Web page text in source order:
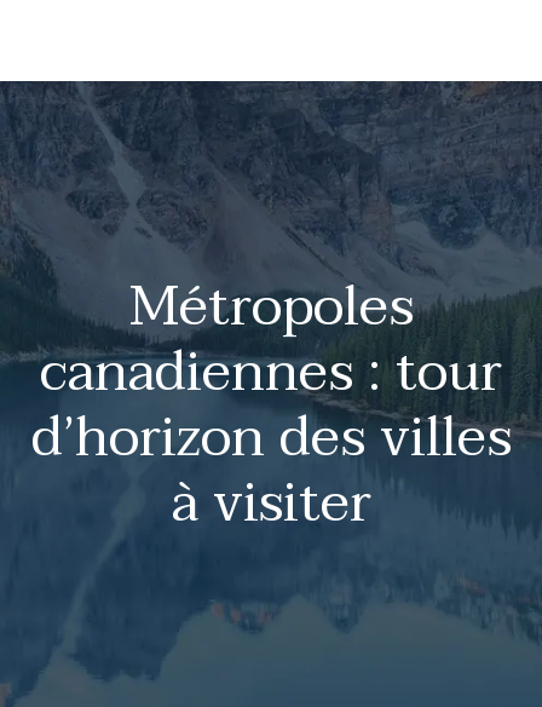
Métropoles
canadiennes : tour
d’horizon des villes
à visiter